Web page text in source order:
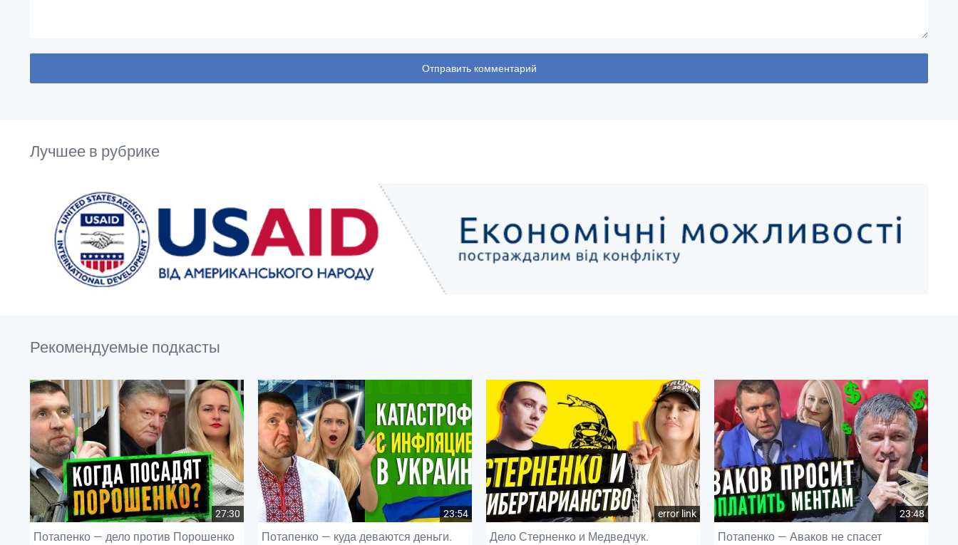
Лучшее в рубрике
Рекомендуемые подкасты
27:30
Потапенко — дело против Порошенко
23:54
Потапенко — куда деваются деньги.
error link
Дело Стерненко и Медведчук.
23:48
Потапенко — Аваков не спасет